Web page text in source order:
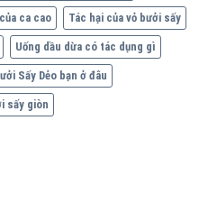
ca cao Tác hại của vỏ bưởi sấy
Uống dầu dừa có tác dụng gì
Sấy Dẻo bạn ở đâu
sấy giòn